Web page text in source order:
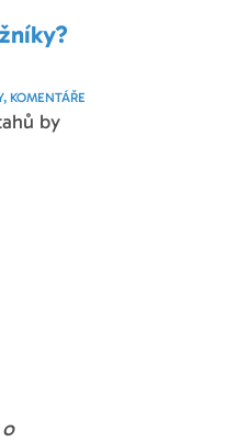
KOMENTÁŘE
by